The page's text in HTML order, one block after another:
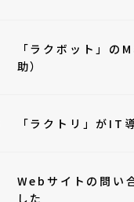
「ラクボット」
助）
「ラクトリ」がIT
Webサイトの問い
した